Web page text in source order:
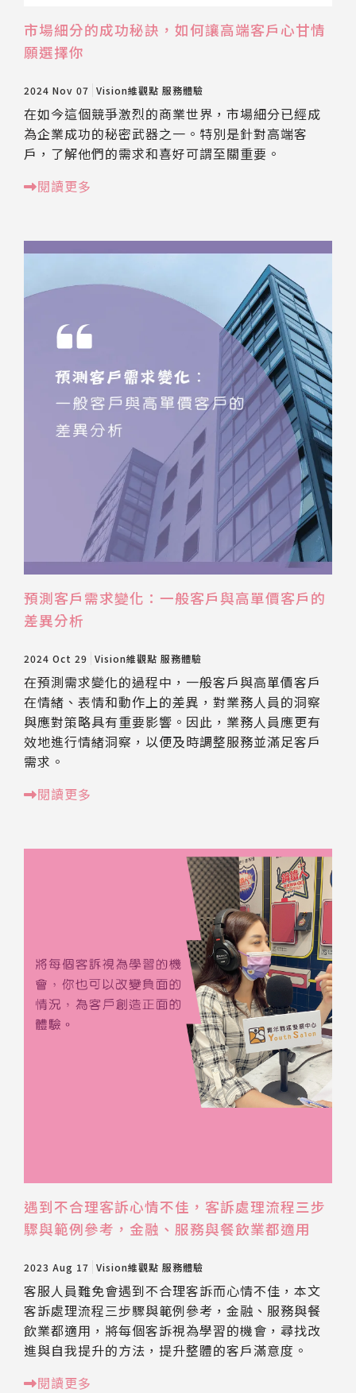
市場細分的成功秘訣，如何讓高端客戶心甘情
願選擇你
2024 Nov 07 Vision維觀點 服務體驗
在如今這個競爭激烈的商業世界，市場細分已經成
為企業成功的秘密武器之一。特別是針對高端客
戶，了解他們的需求和喜好可謂至關重要。
閱讀更多
預測客戶需求變化：一般客戶與高單價客戶的
差異分析
2024 Oct 29 Vision維觀點 服務體驗
在預測需求變化的過程中，一般客戶與高單價客戶
在情緒、表情和動作上的差異，對業務人員的洞察
與應對策略具有重要影響。因此，業務人員應更有
效地進行情緒洞察，以便及時調整服務並滿足客戶
需求。
閱讀更多
遇到不合理客訴心情不佳，客訴處理流程三步
驟與範例參考，金融、服務與餐飲業都適用
2023 Aug 17 Vision維觀點 服務體驗
客服人員難免會遇到不合理客訴而心情不佳，本文
客訴處理流程三步驟與範例參考，金融、服務與餐
飲業都適用，將每個客訴視為學習的機會，尋找改
進與自我提升的方法，提升整體的客戶滿意度。
閱讀更多